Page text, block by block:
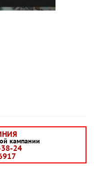
кампании
24